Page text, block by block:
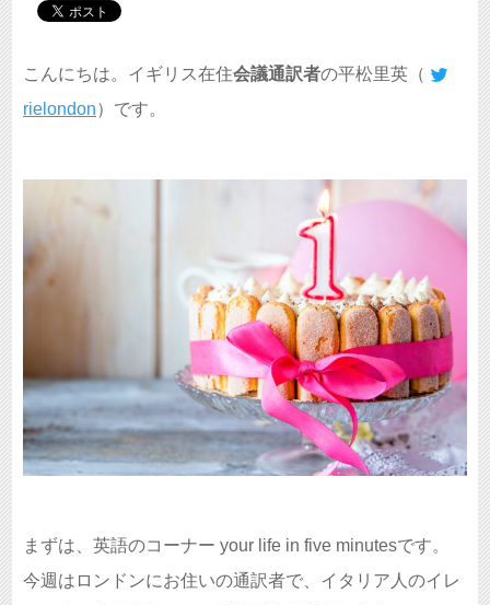
こんにちは。イギリス在住会議通訳者の平松里英（
rielondon）です。
まずは、英語のコーナー your life in five minutesです。
今週はロンドンにお住いの通訳者で、イタリア人のイレ